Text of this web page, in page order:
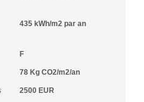
435 kWh/m2 par an
F
78 Kg CO2/m2/an
2500 EUR